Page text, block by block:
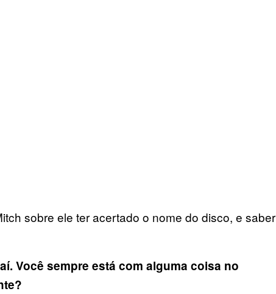
sobre ele ter acertado o nome do disco, e saber
Você sempre está com alguma coisa no